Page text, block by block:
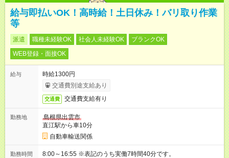
給与即払いOK！高時給！土日休み！バリ取り作業
等
派遣 職種未経験OK 社会人未経験OK
ブランクOK
WEB登録・面接OK
給与
時給1300円
交通費別途支給あり
交通費 交通費支給有り
勤務地
島根県出雲市
直江駅から車10分
自動車輸送関係
勤務時間 8:00～16:55 ※表記のうち実働7時間40分です。